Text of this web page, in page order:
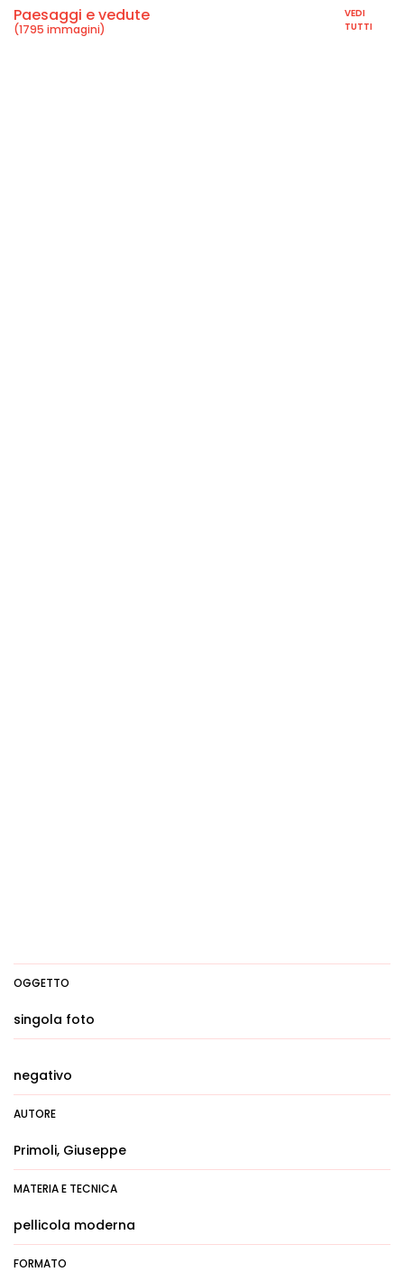
Paesaggi e vedute
(1795 immagini)
VEDI
TUTTI
OGGETTO
singola foto
negativo
AUTORE
Primoli, Giuseppe
MATERIA E TECNICA
pellicola moderna
FORMATO